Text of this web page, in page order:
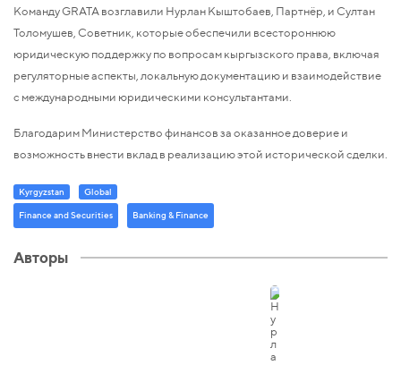
Команду GRATA возглавили Нурлан Кыштобаев, Партнёр, и Султан
Толомушев, Советник, которые обеспечили всестороннюю
юридическую поддержку по вопросам кыргызского права, включая
регуляторные аспекты, локальную документацию и взаимодействие
с международными юридическими консультантами.
Благодарим Министерство финансов за оказанное доверие и
возможность внести вклад в реализацию этой исторической сделки.
Kyrgyzstan
Global
Finance and Securities
Banking & Finance
Авторы